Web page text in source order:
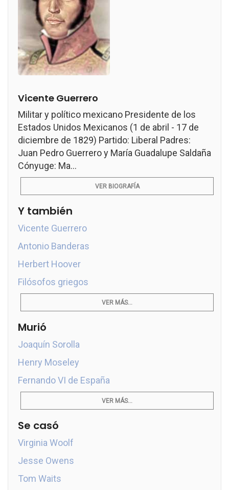
Vicente Guerrero
Militar y político mexicano Presidente de los
Estados Unidos Mexicanos (1 de abril - 17 de
diciembre de 1829) Partido: Liberal Padres:
Juan Pedro Guerrero y María Guadalupe Saldaña
Cónyuge: Ma...
VER BIOGRAFÍA
Y también
Vicente Guerrero
Antonio Banderas
Herbert Hoover
Filósofos griegos
VER MÁS...
Murió
Joaquín Sorolla
Henry Moseley
Fernando VI de España
VER MÁS...
Se casó
Virginia Woolf
Jesse Owens
Tom Waits